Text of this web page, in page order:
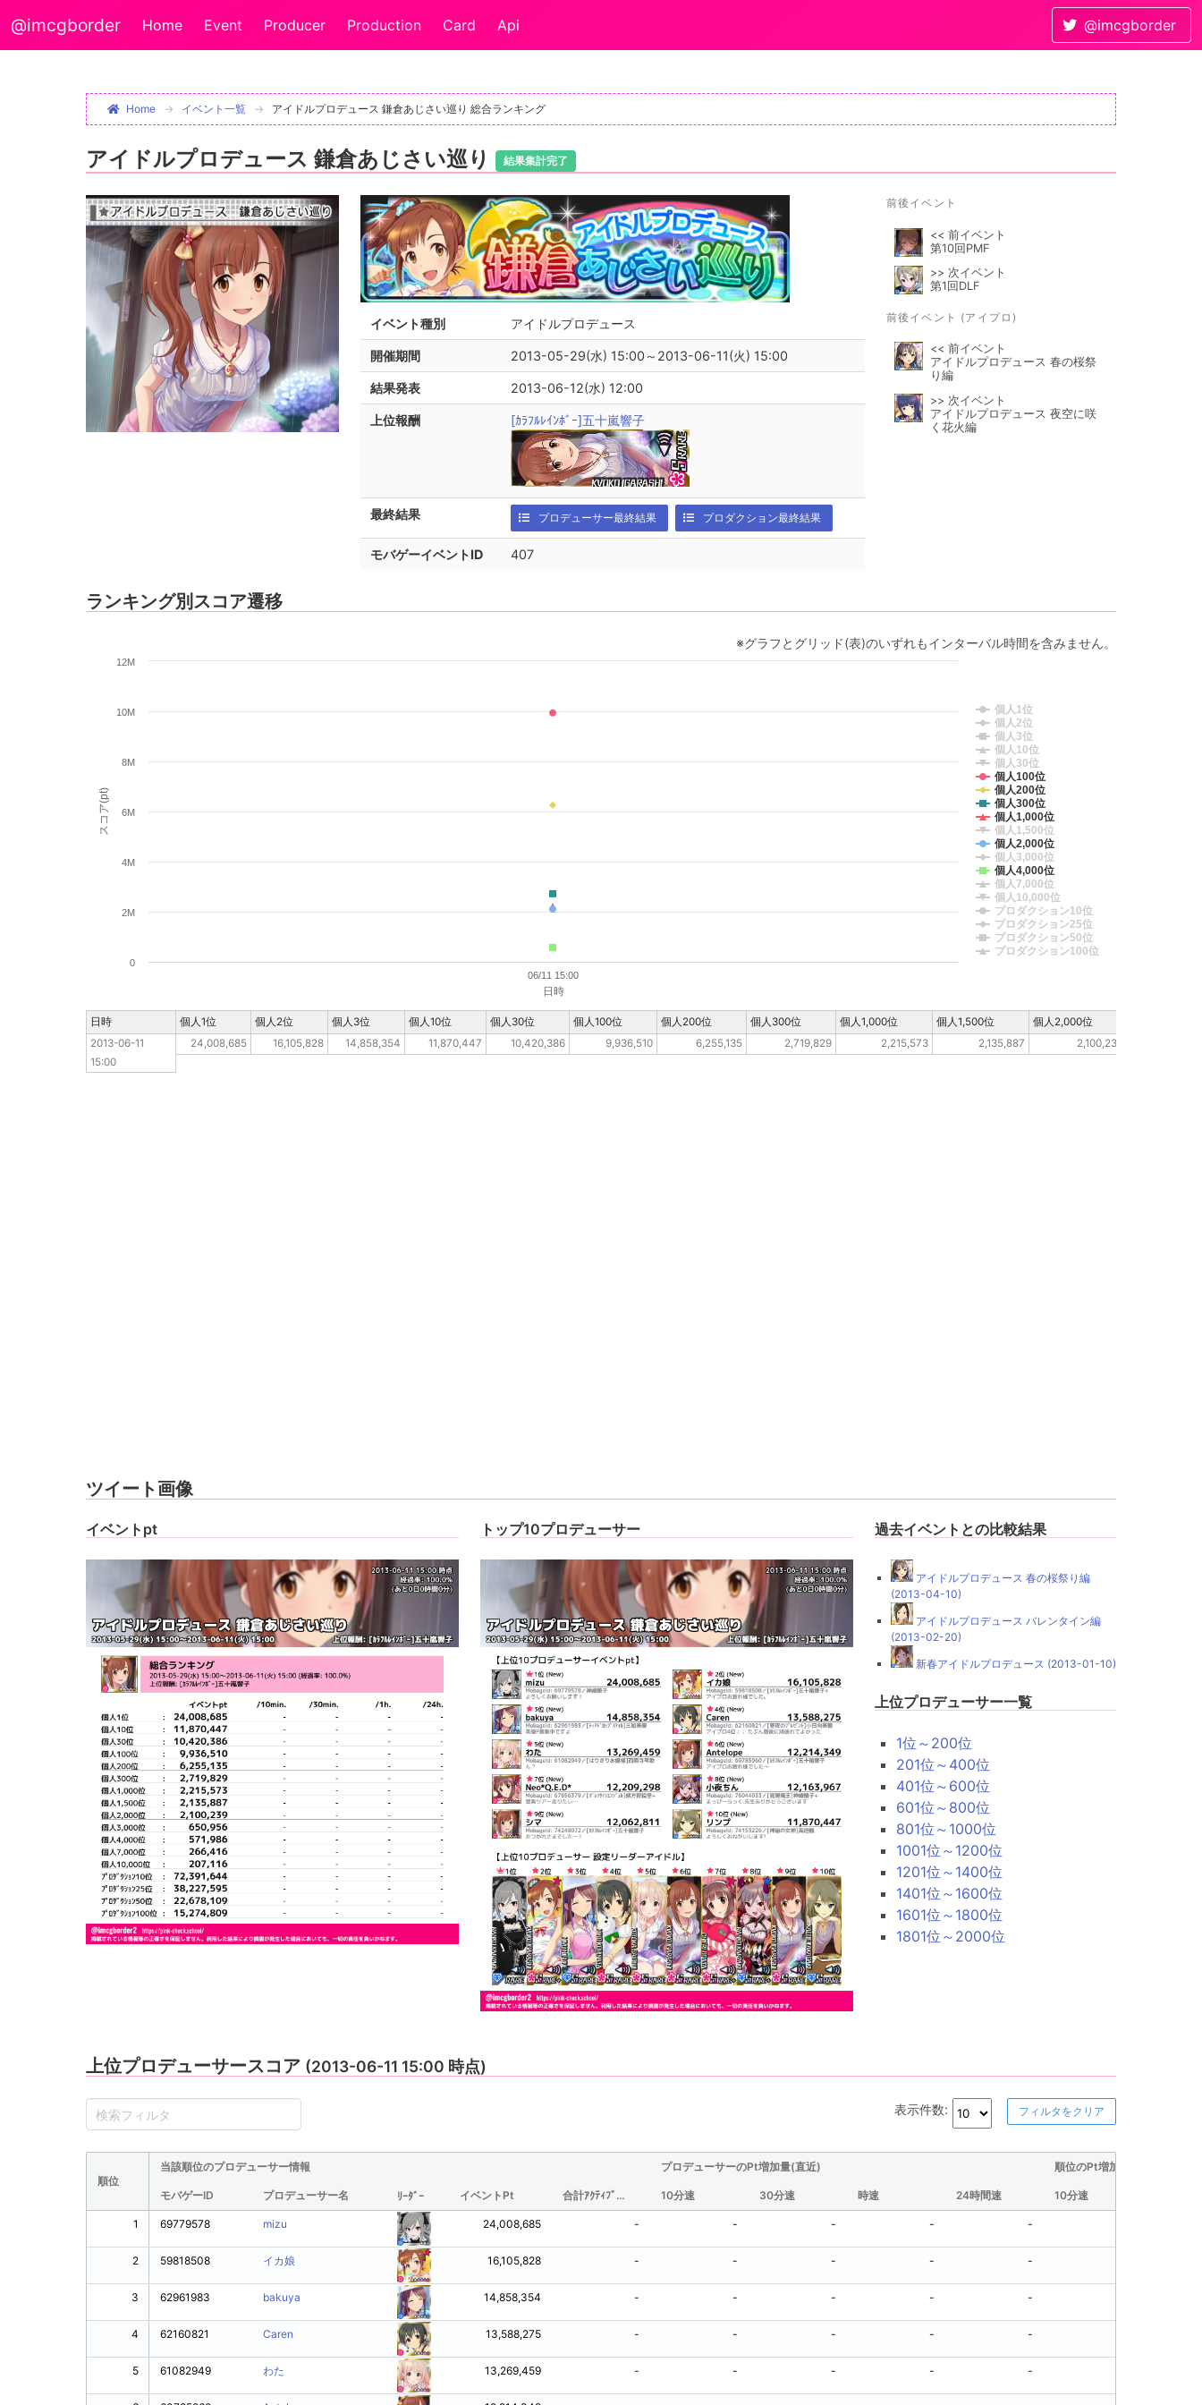
@imcgborder Home Event Producer Production Card Api @imcgborder
Home イベント一覧 アイドルプロデュース 鎌倉あじさい巡り 総合ランキング
アイドルプロデュース 鎌倉あじさい巡り 結果集計完了
イベント種別 アイドルプロデュース
開催期間 2013-05-29(水) 15:00～2013-06-11(火) 15:00
結果発表 2013-06-12(水) 12:00
上位報酬 [ｶﾗﾌﾙﾚｲﾝﾎﾞｰ]五十嵐響子
最終結果 プロデューサー最終結果 プロダクション最終結果
モバゲーイベントID 407
前後イベント
<< 前イベント
第10回PMF
>> 次イベント
第1回DLF
前後イベント (アイプロ)
<< 前イベント
アイドルプロデュース 春の桜祭
り編
>> 次イベント
アイドルプロデュース 夜空に咲
く花火編
ランキング別スコア遷移
※グラフとグリッド(表)のいずれもインターバル時間を含みません。
日時
スコア(pt)
個人1位
個人2位
個人3位
個人10位
個人30位
個人100位
個人200位
個人300位
個人1,000位
個人1,500位
個人2,000位
個人3,000位
個人4,000位
個人7,000位
個人10,000位
プロダクション10位
プロダクション25位
プロダクション50位
プロダクション100位
06/11 15:00
0
2M
4M
6M
8M
10M
12M
2013-06-11 15:00 24,008,685 16,105,828 14,858,354 11,870,447 10,420,386 9,936,510 6,255,135 2,719,829 2,215,573 2,135,887 2,100,239
日時 個人1位 個人2位 個人3位 個人10位 個人30位 個人100位 個人200位 個人300位 個人1,000位 個人1,500位 個人2,000位
2013-06-11
15:00
日時
ツイート画像
イベントpt トップ10プロデューサー 過去イベントとの比較結果
アイドルプロデュース 春の桜祭り編
(2013-04-10)
アイドルプロデュース バレンタイン編
(2013-02-20)
新春アイドルプロデュース (2013-01-10)
上位プロデューサー一覧
1位～200位
201位～400位
401位～600位
601位～800位
801位～1000位
1001位～1200位
1201位～1400位
1401位～1600位
1601位～1800位
1801位～2000位
上位プロデューサースコア (2013-06-11 15:00 時点)
表示件数: フィルタをクリア
順位
当該順位のプロデューサー情報 プロデューサーのPt増加量(直近) 順位のPt増加量(直近)
モバゲーID プロデューサー名 ﾘｰﾀﾞｰ イベントPt 合計ｱｸﾃｨﾌﾞ時間(分/観測されたものからの推定値) 10分速 30分速 時速 24時間速 10分速
1
2
3
4
5
69779578 mizu 24,008,685 - - - - -
59818508 イカ娘 16,105,828 - - - - -
62961983 bakuya 14,858,354 - - - - -
62160821 Caren 13,588,275 - - - - -
61082949 わた 13,269,459 - - - - -